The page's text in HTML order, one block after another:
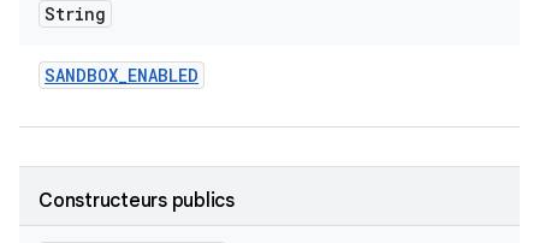
String
SANDBOX_ENABLED
Constructeurs publics